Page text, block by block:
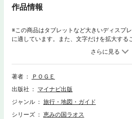
作品情報
※この商品はタブレットなど大きいディスプ
に適しています。また、文字だけを拡大する
ト、検索、辞書の参照、引用などの機能が使
著者が、現地の人々の生活の中に溶け込んで
した写真集の第2巻。美しい風景、温かい人
62点を収録しました。美しい写真の数々をお
著者
ＰＯＧＥ
出版社
マイナビ出版
ジャンル
旅行・地図・ガイド
シリーズ
恵みの国ラオス